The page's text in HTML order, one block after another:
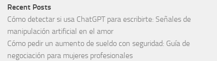
Recent Posts
Cómo detectar si usa ChatGPT para escribirte: Señales de
manipulación artificial en el amor
Cómo pedir un aumento de sueldo con seguridad: Guía de
negociación para mujeres profesionales